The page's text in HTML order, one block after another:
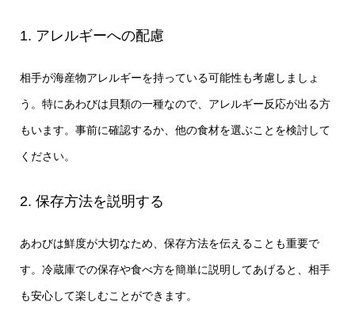
1. アレルギーへの配慮
相手が海産物アレルギーを持っている可能性も考慮しましょ
う。特にあわびは貝類の一種なので、アレルギー反応が出る方
もいます。事前に確認するか、他の食材を選ぶことを検討して
ください。
2. 保存方法を説明する
あわびは鮮度が大切なため、保存方法を伝えることも重要で
す。冷蔵庫での保存や食べ方を簡単に説明してあげると、相手
も安心して楽しむことができます。